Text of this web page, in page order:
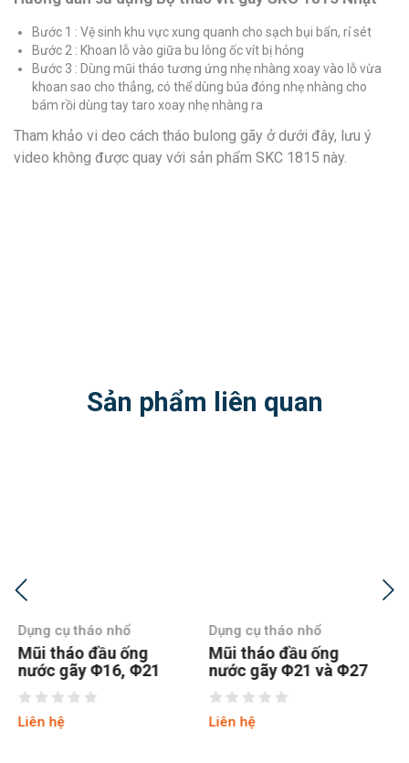
Bước 1 : Vệ sinh khu vực xung quanh cho sạch bụi bẩn, rỉ sét
Bước 2 : Khoan lỗ vào giữa bu lông ốc vít bị hỏng
Bước 3 : Dùng mũi tháo tương ứng nhẹ nhàng xoay vào lỗ vừa
khoan sao cho thẳng, có thể dùng búa đóng nhẹ nhàng cho
bám rồi dùng tay taro xoay nhẹ nhàng ra
Tham khảo vi deo cách tháo bulong gãy ở dưới đây, lưu ý
video không được quay với sản phẩm SKC 1815 này.
Sản phẩm liên quan
Dụng cụ tháo nhổ
Mũi tháo đầu ống
nước gãy Φ21 và Φ27
Liên hệ
Dụng cụ tháo nhổ
Tay quay kẹp 5 điểm
M7-M9
Liên hệ